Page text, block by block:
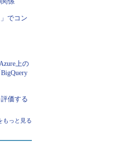
」でコン
上の
価する
もっと見る